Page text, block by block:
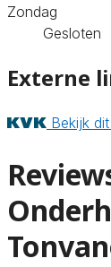
Zondag
Gesloten
Externe
Bekijk